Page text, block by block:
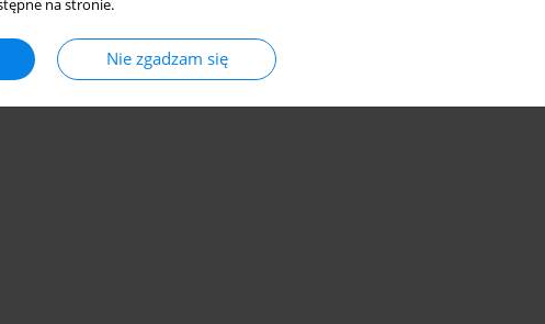
na stronie.
Nie zgadzam się